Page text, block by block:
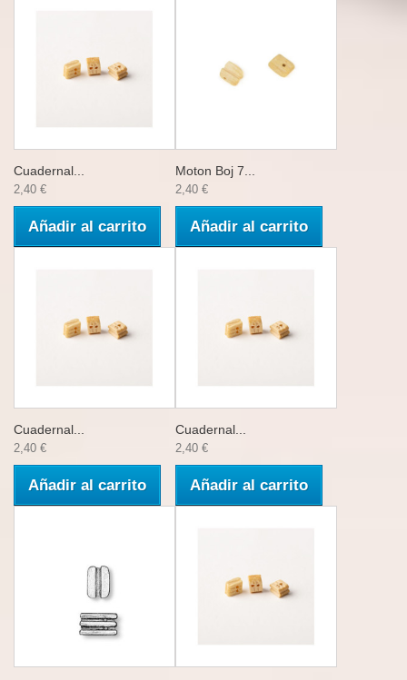
Cuadernal...
2,40 €
Añadir al carrito
Moton Boj 7...
2,40 €
Añadir al carrito
Cuadernal...
2,40 €
Añadir al carrito
Cuadernal...
2,40 €
Añadir al carrito